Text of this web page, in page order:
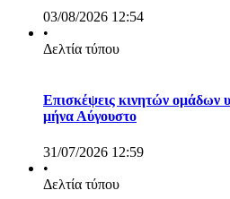
03/08/2026 12:54
•
Δελτία τύπου
Επισκέψεις κινητών ομάδων
μήνα Αύγουστο
31/07/2026 12:59
•
Δελτία τύπου